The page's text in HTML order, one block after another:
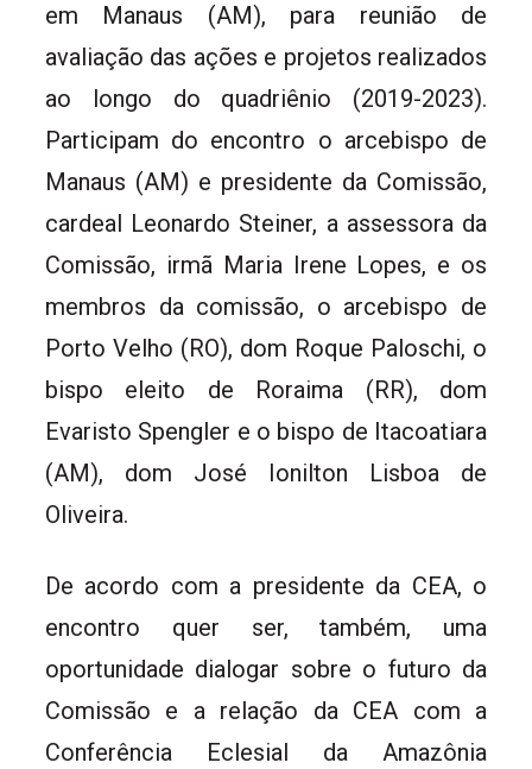
em Manaus (AM), para reunião de
avaliação das ações e projetos realizados
ao longo do quadriênio (2019-2023).
Participam do encontro o arcebispo de
Manaus (AM) e presidente da Comissão,
cardeal Leonardo Steiner, a assessora da
Comissão, irmã Maria Irene Lopes, e os
membros da comissão, o arcebispo de
Porto Velho (RO), dom Roque Paloschi, o
bispo eleito de Roraima (RR), dom
Evaristo Spengler e o bispo de Itacoatiara
(AM), dom José Ionilton Lisboa de
Oliveira.
De acordo com a presidente da CEA, o
encontro quer ser, também, uma
oportunidade dialogar sobre o futuro da
Comissão e a relação da CEA com a
Conferência Eclesial da Amazônia